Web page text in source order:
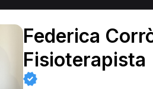
Federica
Fisioterapista